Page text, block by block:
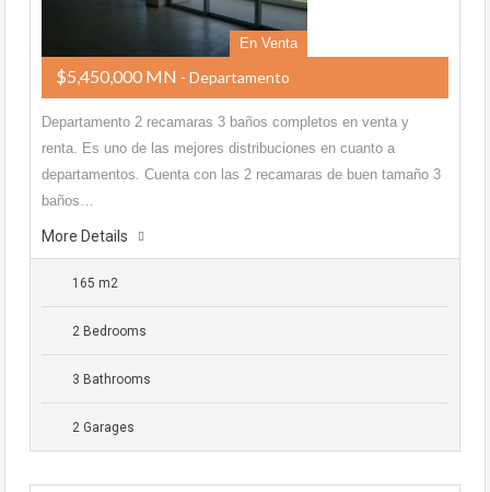
En Venta
$5,450,000 MN - Departamento
Departamento 2 recamaras 3 baños completos en venta y
renta. Es uno de las mejores distribuciones en cuanto a
departamentos. Cuenta con las 2 recamaras de buen tamaño 3
baños…
More Details
165 m2
2 Bedrooms
3 Bathrooms
2 Garages